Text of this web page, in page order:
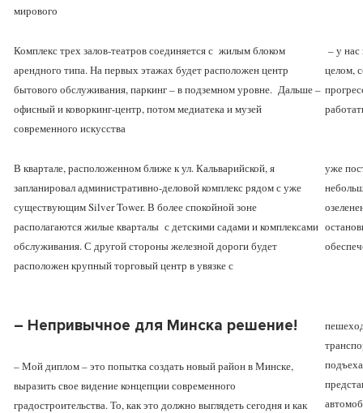
мирового
Комплекс трех залов-театров соединяется с жилым блоком
арендного типа. На первых этажах будет расположен центр
бытового обслуживания, паркинг – в подземном уровне. Дальше –
офисный и коворкинг-центр, потом медиатека и музей
современного искусства
– у
целом,
В квартале, расположенном ближе к ул. Кальварийской, я
запланировал административно-деловой комплекс рядом с уже
существующим Silver Tower. В более спокойной зоне
располагаются жилые кварталы с детскими садами и комплексами
обслуживания. С другой стороны железной дороги будет
расположен крупный торговый центр в увязке с
уже
– Непривычное для Минска решение!
– Мой диплом – это попытка создать новый район в Минске,
выразить свое видение концепции современного
градостроительства. То, как это должно выглядеть сегодня и как